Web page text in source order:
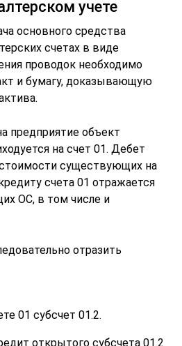
учете
основного средства
счетах в виде
проводок необходимо
и бумагу, доказывающую
предприятие объект
на счет 01. Дебет
существующих на
счета 01 отражается
ОС, в том числе и
отразить
01 субсчет 01.2.
открытого субсчета 01.2